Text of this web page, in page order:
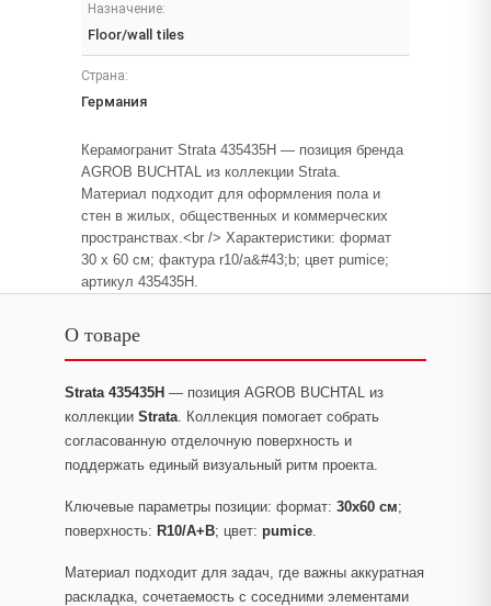
Назначение:
Floor/wall tiles
Страна:
Германия
Керамогранит Strata 435435H — позиция бренда
AGROB BUCHTAL из коллекции Strata.
Материал подходит для оформления пола и
стен в жилых, общественных и коммерческих
пространствах.<br /> Характеристики: формат
30 x 60 см; фактура r10/a&#43;b; цвет pumice;
артикул 435435H.
О товаре
Strata 435435H — позиция AGROB BUCHTAL из
коллекции Strata. Коллекция помогает собрать
согласованную отделочную поверхность и
поддержать единый визуальный ритм проекта.
Ключевые параметры позиции: формат: 30x60 см;
поверхность: R10/A+B; цвет: pumice.
Материал подходит для задач, где важны аккуратная
раскладка, сочетаемость с соседними элементами